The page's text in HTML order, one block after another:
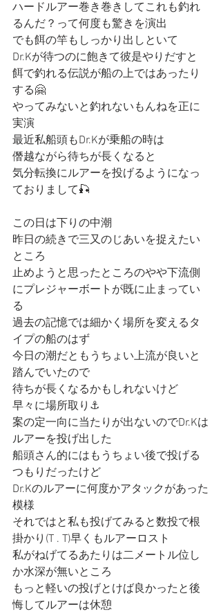
ハードルアー巻き巻きしてこれも釣れ
るんだ？って何度も驚きを演出
でも餌の竿もしっかり出しといて
Dr.Kが待つのに飽きて彼是やりだすと
餌で釣れる伝説が船の上ではあったり
する🤗
やってみないと釣れないもんねを正に
実演
最近私船頭もDr.Kが乗船の時は
僭越ながら待ちが長くなると
気分転換にルアーを投げるようになっ
ておりまして🎣
この日は下りの中潮
昨日の続きで三又のじあいを捉えたい
ところ
止めようと思ったところのやや下流側
にプレジャーボートが既に止まってい
る
過去の記憶では細かく場所を変えるタ
イプの船のはず
今日の潮だともうちょい上流が良いと
踏んでいたので
待ちが長くなるかもしれないけど
早々に場所取り⚓️
案の定一向に当たりが出ないのでDr.Kは
ルアーを投げ出した
船頭さん的にはもうちょい後で投げる
つもりだったけど
Dr.Kのルアーに何度かアタックがあった
模様
それではと私も投げてみると数投で根
掛かり(T . T)早くもルアーロスト
私がねげてるあたりは二メートル位し
か水深が無いところ
もっと軽いの投げとけば良かったと後
悔してルアーは休憩